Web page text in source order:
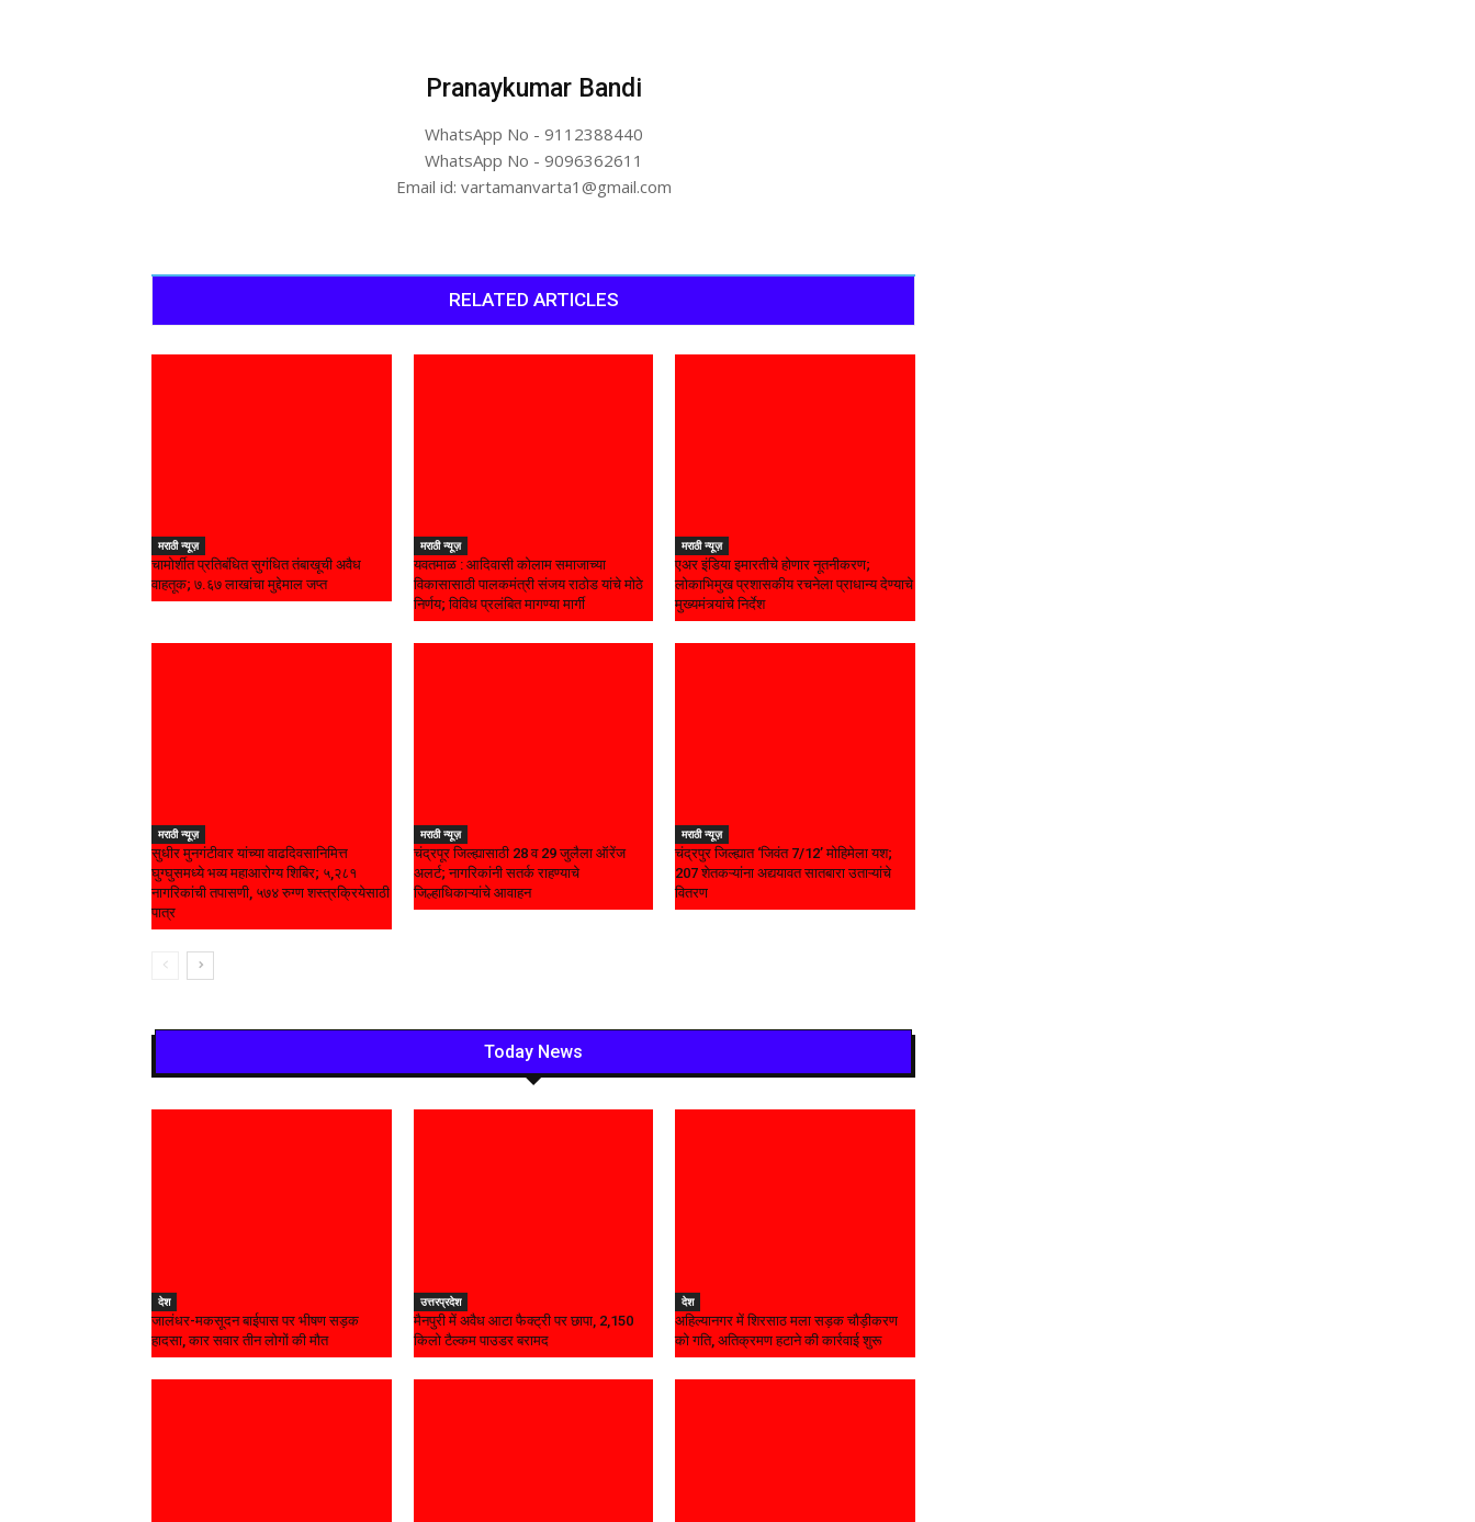
Pranaykumar Bandi
WhatsApp No - 9112388440
WhatsApp No - 9096362611
Email id: vartamanvarta1@gmail.com
RELATED ARTICLES
मराठी न्यूज़
चामोर्शीत प्रतिबंधित सुगंधित तंबाखूची अवैध
वाहतूक; ₹७.६७ लाखांचा मुद्देमाल जप्त
मराठी न्यूज़
यवतमाळ : आदिवासी कोलाम समाजाच्या
विकासासाठी पालकमंत्री संजय राठोड यांचे मोठे
निर्णय; विविध प्रलंबित मागण्या मार्गी
मराठी न्यूज़
एअर इंडिया इमारतीचे होणार नूतनीकरण;
लोकाभिमुख प्रशासकीय रचनेला प्राधान्य देण्याचे
मुख्यमंत्र्यांचे निर्देश
मराठी न्यूज़
सुधीर मुनगंटीवार यांच्या वाढदिवसानिमित्त
घुग्घुसमध्ये भव्य महाआरोग्य शिबिर; ५,२८१
नागरिकांची तपासणी, ५७४ रुग्ण शस्त्रक्रियेसाठी
पात्र
मराठी न्यूज़
चंद्रपूर जिल्ह्यासाठी 28 व 29 जुलैला ऑरेंज
अलर्ट; नागरिकांनी सतर्क राहण्याचे
जिल्हाधिकाऱ्यांचे आवाहन
मराठी न्यूज़
चंद्रपुर जिल्ह्यात ‘जिवंत 7/12’ मोहिमेला यश;
207 शेतकऱ्यांना अद्ययावत सातबारा उताऱ्यांचे
वितरण
Today News
देश
जालंधर-मकसूदन बाईपास पर भीषण सड़क
हादसा, कार सवार तीन लोगों की मौत
उत्तरप्रदेश
मैनपुरी में अवैध आटा फैक्ट्री पर छापा, 2,150
किलो टैल्कम पाउडर बरामद
देश
अहिल्यानगर में शिरसाठ मला सड़क चौड़ीकरण
को गति, अतिक्रमण हटाने की कार्रवाई शुरू